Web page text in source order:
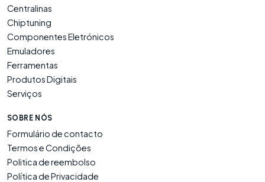
Centralinas
Chiptuning
Componentes Eletrónicos
Emuladores
Ferramentas
Produtos Digitais
Serviços
SOBRE NÓS
Formulário de contacto
Termos e Condições
Politica de reembolso
Política de Privacidade